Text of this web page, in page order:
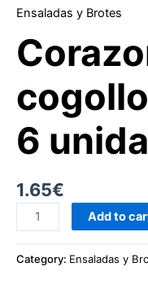
Ensaladas y Brotes
6
1.65€
Add to
Category: Ensaladas y